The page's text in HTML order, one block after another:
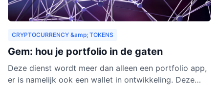
CRYPTOCURRENCY &amp; TOKENS
Gem: hou je portfolio in de gaten
Deze dienst wordt meer dan alleen een portfolio app,
er is namelijk ook een wallet in ontwikkeling. Deze